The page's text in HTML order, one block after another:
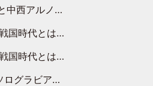
るのは、逆境をともに“凌”ぐ似た者同士の絆
イクをしたら、場を完全に引かせてしまって。時代が変わったんだなって」
、夢眠ねむさんに『てめえはでんぱ組．incなんだよ！』って肩パンされて(笑)」
っかけなどを語った必読のインタビューを掲載